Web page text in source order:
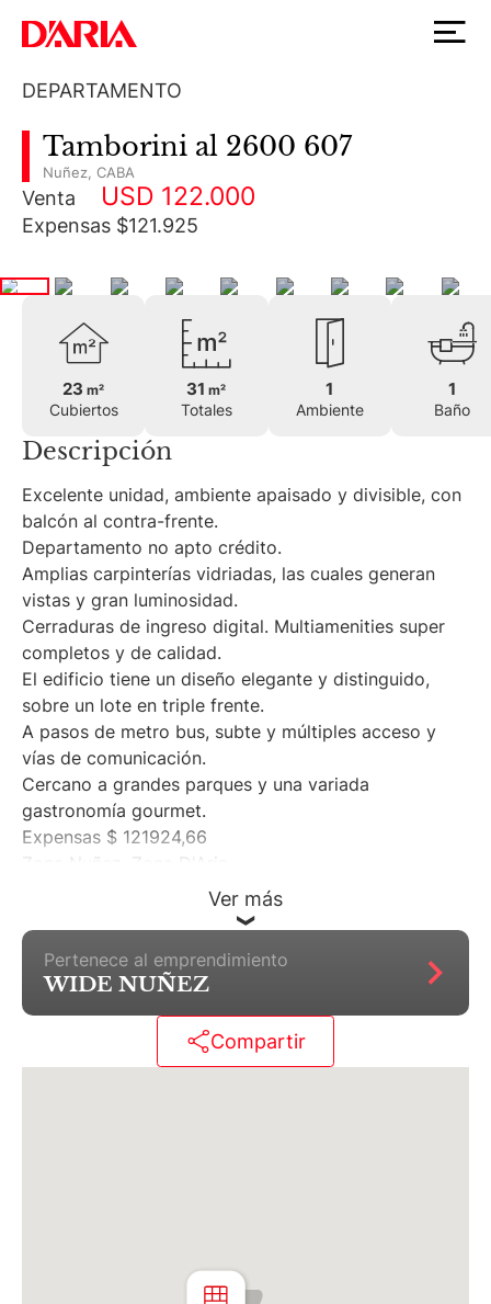
DEPARTAMENTO
Tamborini al 2600 607
Nuñez CABA
Venta USD 122.000
Expensas $121.925
23m²
Cubiertos
31m²
Totales
1
Ambiente
1
Baño
Descripción
Excelente unidad, ambiente apaisado y divisible, con
balcón al contra-frente.
Departamento no apto crédito.
Amplias carpinterías vidriadas, las cuales generan
vistas y gran luminosidad.
Cerraduras de ingreso digital. Multiamenities super
completos y de calidad.
El edificio tiene un diseño elegante y distinguido,
sobre un lote en triple frente.
A pasos de metro bus, subte y múltiples acceso y
vías de comunicación.
Cercano a grandes parques y una variada
gastronomía gourmet.
Expensas $ 121924,66
Zona Nuñez, Zona D'Aria
Martillero Maximiliano Miguel D'Aria
Ver más
Pertenece al emprendimiento
WIDE NUÑEZ
Compartir